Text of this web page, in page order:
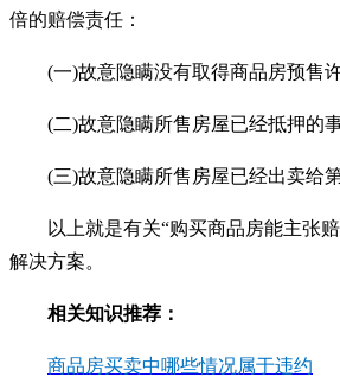
倍的赔偿责任：
(一)故意隐瞒没有取得商品房预售
(二)故意隐瞒所售房屋已经抵押的
(三)故意隐瞒所售房屋已经出卖给
以上就是有关“购买商品房能主张
解决方案。
相关知识推荐：
商品房买卖中哪些情况属于违约